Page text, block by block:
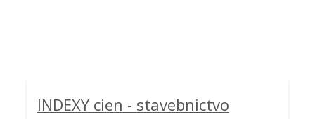
INDEXY cien - stavebnictvo